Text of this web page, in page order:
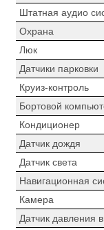
Штатная аудио
Охрана
Люк
Датчики парковки
Круиз-контроль
Бортовой
Кондиционер
Датчик дождя
Датчик света
Навигационная
Камера
Датчик давления